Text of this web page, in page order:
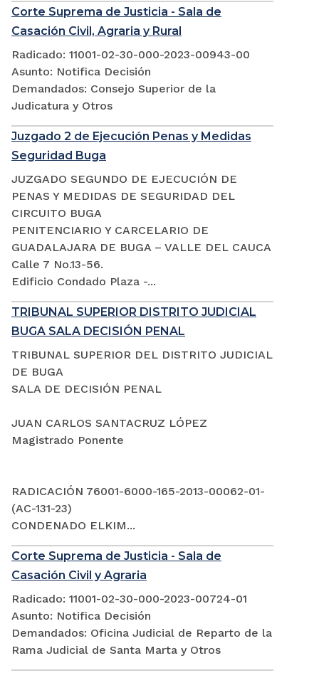
Corte Suprema de Justicia - Sala de
Casación Civil, Agraria y Rural
Radicado: 11001-02-30-000-2023-00943-00
Asunto: Notifica Decisión
Demandados: Consejo Superior de la
Judicatura y Otros
Juzgado 2 de Ejecución Penas y Medidas
Seguridad Buga
JUZGADO SEGUNDO DE EJECUCIÓN DE
PENAS Y MEDIDAS DE SEGURIDAD DEL
CIRCUITO BUGA
PENITENCIARIO Y CARCELARIO DE
GUADALAJARA DE BUGA – VALLE DEL CAUCA
Calle 7 No.13-56.
Edificio Condado Plaza -...
TRIBUNAL SUPERIOR DISTRITO JUDICIAL
BUGA SALA DECISIÓN PENAL
TRIBUNAL SUPERIOR DEL DISTRITO JUDICIAL
DE BUGA
SALA DE DECISIÓN PENAL
JUAN CARLOS SANTACRUZ LÓPEZ
Magistrado Ponente
RADICACIÓN 76001-6000-165-2013-00062-01-
(AC-131-23)
CONDENADO ELKIM...
Corte Suprema de Justicia - Sala de
Casación Civil y Agraria
Radicado: 11001-02-30-000-2023-00724-01
Asunto: Notifica Decisión
Demandados: Oficina Judicial de Reparto de la
Rama Judicial de Santa Marta y Otros